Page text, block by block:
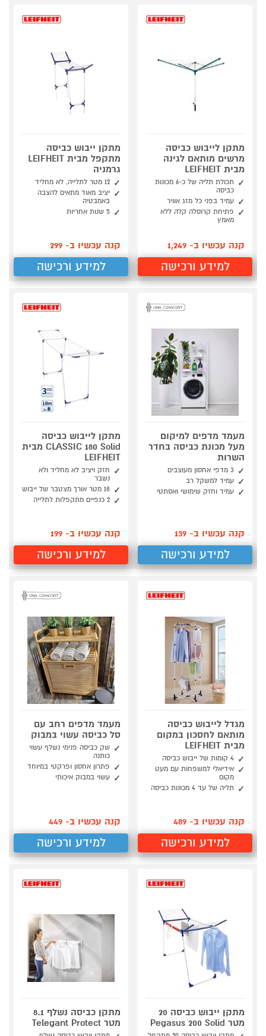
מתקן לייבוש כביסה
מרשים מותאם לגינה
מבית LEIFHEIT
תכולת תליה של כ-6 מכונות
כביסה
עמיד בפני כל מזג אוויר
פתיחת קרוסלה קלה ללא
מאמץ
קנה עכשיו ב- 1,249
למידע ורכישה
מתקן ייבוש כביסה
מתקפל מבית LEIFHEIT
גרמניה
12 מטר לתלייה, לא מחליד
יציב מאוד מתאים להצבה
באמבטיה
5 שנות אחריות
קנה עכשיו ב- 299
למידע ורכישה
מעמד מדפים למיקום
מעל מכונת כביסה בחדר
השרות
3 מדפי אחסון מעוצבים
עמיד למשקל רב
עמיד וחזק שימושי ואסתטי
קנה עכשיו ב- 139
למידע ורכישה
מתקן לייבוש כביסה
CLASSIC 180 Solid מבית
LEIFHEIT
חזק ויציב לא מחליד ולא
נשבר
18 מטר אורך מצטבר של ייבוש
2 כנפיים מתקפלות לתלייה
קנה עכשיו ב- 199
למידע ורכישה
מגדל לייבוש כביסה
מותאם לחסכון במקום
מבית LEIFHEIT
4 קומות של ייבוש כביסה
אידיאלי למשפחות עם מעט
מקום
תליה של עד 4 מכונות כביסה
קנה עכשיו ב- 489
למידע ורכישה
מעמד מדפים רחב עם
סל כביסה עשוי במבוק
שק כביסה פנימי נשלף עשוי
כותנה
פתרון אחסון ופרקטי במיוחד
עשוי במבוק איכותי
קנה עכשיו ב- 449
למידע ורכישה
מתקן ייבוש כביסה 20
מטר Pegasus 200 Solid
מתקן כביסה נשלף 8.1
מטר Telegant Protect